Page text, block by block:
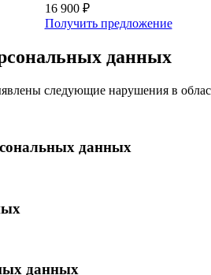
16 900 ₽
Получить предложение
данных
следующие нарушения в
данных
данных